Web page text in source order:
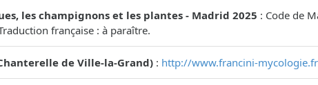
les champignons et les plantes - Madrid 2025 : Code de
française : à paraître.
de Ville-la-Grand) : http://www.francini-